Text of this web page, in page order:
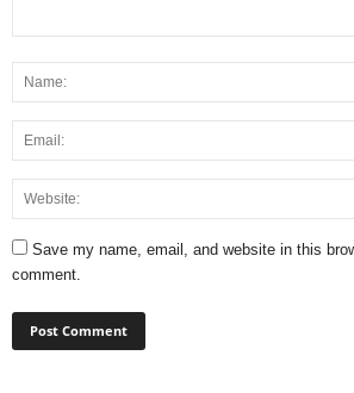
Save my name, email, and website in this
comment.